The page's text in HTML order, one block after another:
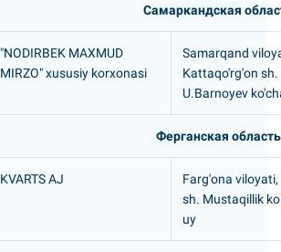
Самаркандская
"NODIRBEK MAXMUD
MIRZO" xususiy korxonasi
Samarqand
Kattaqo'rg'on sh.
U.Barnoyev
Ферганская область
KVARTS AJ
Farg'ona
sh. Mustaqillik
uy